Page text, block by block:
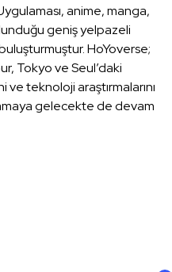
anime, manga,
geniş yelpazeli
HoYoverse;
Tokyo ve Seul’daki
ve teknoloji araştırmalarını
gelecekte de devam